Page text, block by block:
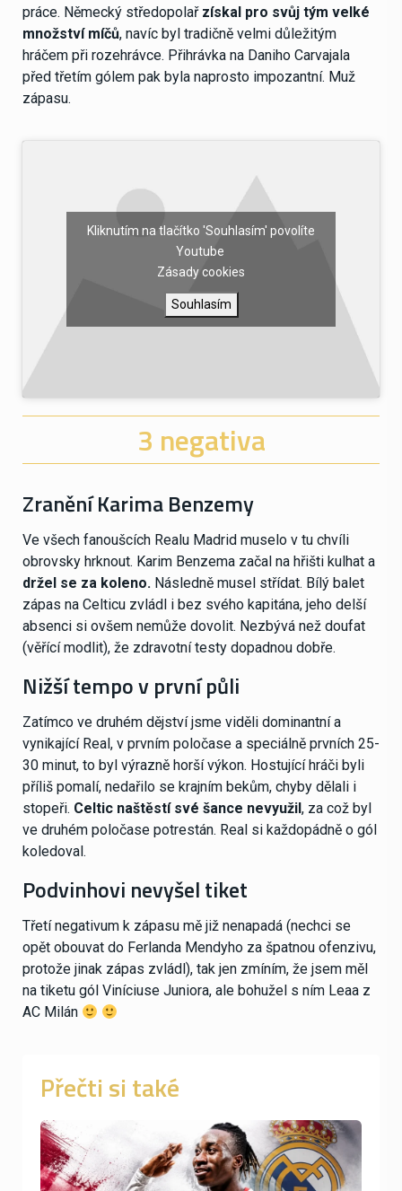
práce. Německý středopolař získal pro svůj tým velké
množství míčů, navíc byl tradičně velmi důležitým
hráčem při rozehrávce. Přihrávka na Daniho Carvajala
před třetím gólem pak byla naprosto impozantní. Muž
zápasu.
Kliknutím na tlačítko 'Souhlasím' povolíte
Youtube
Zásady cookies
Souhlasím
3 negativa
Zranění Karima Benzemy
Ve všech fanoušcích Realu Madrid muselo v tu chvíli
obrovsky hrknout. Karim Benzema začal na hřišti kulhat a
držel se za koleno. Následně musel střídat. Bílý balet
zápas na Celticu zvládl i bez svého kapitána, jeho delší
absenci si ovšem nemůže dovolit. Nezbývá než doufat
(věřící modlit), že zdravotní testy dopadnou dobře.
Nižší tempo v první půli
Zatímco ve druhém dějství jsme viděli dominantní a
vynikající Real, v prvním poločase a speciálně prvních 25-
30 minut, to byl výrazně horší výkon. Hostující hráči byli
příliš pomalí, nedařilo se krajním bekům, chyby dělali i
stopeři. Celtic naštěstí své šance nevyužil, za což byl
ve druhém poločase potrestán. Real si každopádně o gól
koledoval.
Podvinhovi nevyšel tiket
Třetí negativum k zápasu mě již nenapadá (nechci se
opět obouvat do Ferlanda Mendyho za špatnou ofenzivu,
protože jinak zápas zvládl), tak jen zmíním, že jsem měl
na tiketu gól Viníciuse Juniora, ale bohužel s ním Leaa z
AC Milán
Přečti si také